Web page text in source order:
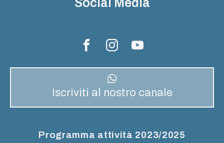
Iscriviti al nostro canale
Programma attività 2023/2025